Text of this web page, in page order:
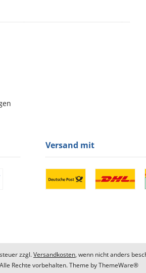
Versand mit
zzgl.Versandkosten, wenn nicht anders
Rechte vorbehalten. Theme byThemeWare®